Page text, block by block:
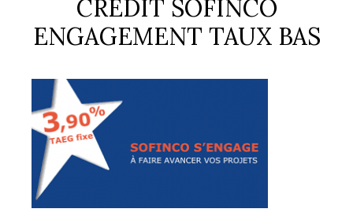
CRÉDIT SOFINCO
ENGAGEMENT TAUX BAS